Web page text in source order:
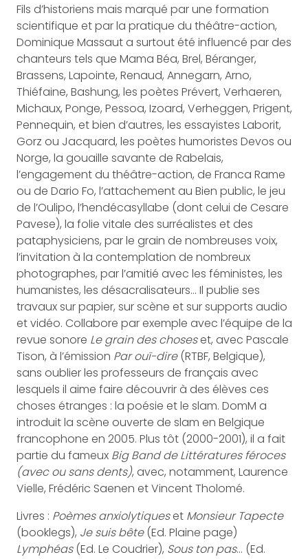
Fils d’historiens mais marqué par une formation
scientifique et par la pratique du théâtre-action,
Dominique Massaut a surtout été influencé par des
chanteurs tels que Mama Béa, Brel, Béranger,
Brassens, Lapointe, Renaud, Annegarn, Arno,
Thiéfaine, Bashung, les poètes Prévert, Verhaeren,
Michaux, Ponge, Pessoa, Izoard, Verheggen, Prigent,
Pennequin, et bien d’autres, les essayistes Laborit,
Gorz ou Jacquard, les poètes humoristes Devos ou
Norge, la gouaille savante de Rabelais,
l’engagement du théâtre-action, de Franca Rame
ou de Dario Fo, l’attachement au Bien public, le jeu
de l’Oulipo, l’hendécasyllabe (dont celui de Cesare
Pavese), la folie vitale des surréalistes et des
pataphysiciens, par le grain de nombreuses voix,
l’invitation à la contemplation de nombreux
photographes, par l’amitié avec les féministes, les
humanistes, les désacralisateurs… Il publie ses
travaux sur papier, sur scène et sur supports audio
et vidéo. Collabore par exemple avec l’équipe de la
revue sonore Le grain des choseset, avec Pascale
Tison, à l’émission Par ouï-dire(RTBF, Belgique),
sans oublier les professeurs de français avec
lesquels il aime faire découvrir à des élèves ces
choses étranges : la poésie et le slam. DomM a
introduit la scène ouverte de slam en Belgique
francophone en 2005. Plus tôt (2000-2001), il a fait
partie du fameux Big Band de Littératures féroces
(avec ou sans dents), avec, notamment, Laurence
Vielle, Frédéric Saenen et Vincent Tholomé.
Livres : Poèmes anxiolytiqueset Monsieur Tapecte
(booklegs), Je suis bête(Ed. Plaine page)
Lymphéas(Ed. Le Coudrier), Sous ton pas… (Ed.